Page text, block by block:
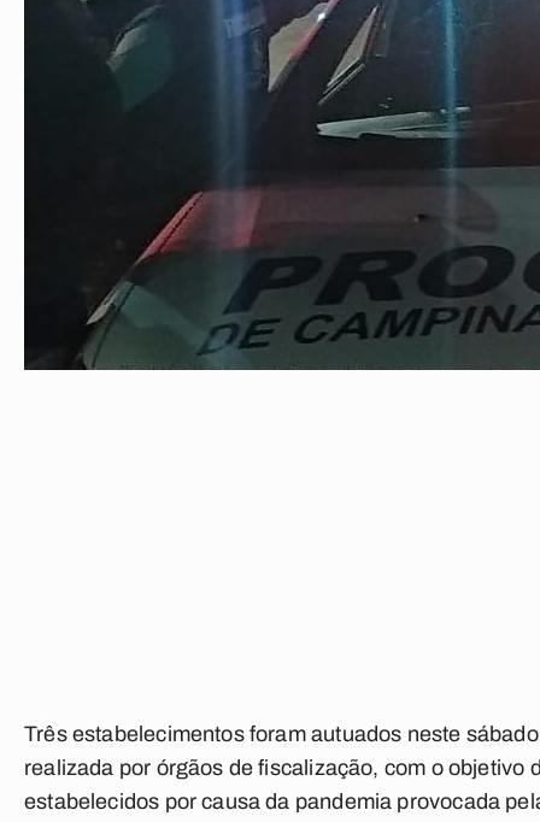
Três estabelecimentos foram autuados neste
realizada por órgãos de fiscalização, com o objetivo
estabelecidos por causa da pandemia provocada